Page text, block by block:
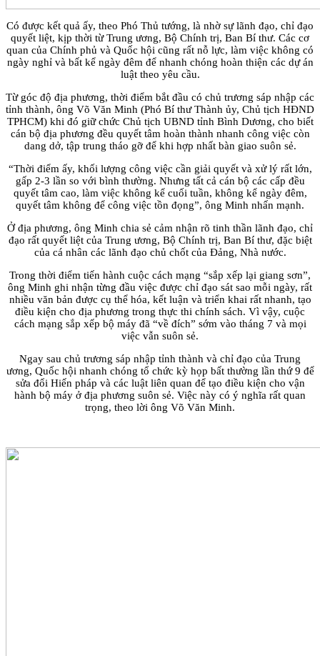
Có được kết quả ấy, theo Phó Thủ tướng, là nhờ sự lãnh đạo, chỉ đạo
quyết liệt, kịp thời từ Trung ương, Bộ Chính trị, Ban Bí thư. Các cơ
quan của Chính phủ và Quốc hội cũng rất nỗ lực, làm việc không có
ngày nghỉ và bất kể ngày đêm để nhanh chóng hoàn thiện các dự án
luật theo yêu cầu.
Từ góc độ địa phương, thời điểm bắt đầu có chủ trương sáp nhập các
tỉnh thành, ông Võ Văn Minh (Phó Bí thư Thành ủy, Chủ tịch HĐND
TPHCM) khi đó giữ chức Chủ tịch UBND tỉnh Bình Dương, cho biết
cán bộ địa phương đều quyết tâm hoàn thành nhanh công việc còn
dang dở, tập trung tháo gỡ để khi hợp nhất bàn giao suôn sẻ.
“Thời điểm ấy, khối lượng công việc cần giải quyết và xử lý rất lớn,
gấp 2-3 lần so với bình thường. Nhưng tất cả cán bộ các cấp đều
quyết tâm cao, làm việc không kể cuối tuần, không kể ngày đêm,
quyết tâm không để công việc tồn đọng”, ông Minh nhấn mạnh.
Ở địa phương, ông Minh chia sẻ cảm nhận rõ tinh thần lãnh đạo, chỉ
đạo rất quyết liệt của Trung ương, Bộ Chính trị, Ban Bí thư, đặc biệt
của cá nhân các lãnh đạo chủ chốt của Đảng, Nhà nước.
Trong thời điểm tiến hành cuộc cách mạng “sắp xếp lại giang sơn”,
ông Minh ghi nhận từng đầu việc được chỉ đạo sát sao mỗi ngày, rất
nhiều văn bản được cụ thể hóa, kết luận và triển khai rất nhanh, tạo
điều kiện cho địa phương trong thực thi chính sách. Vì vậy, cuộc
cách mạng sắp xếp bộ máy đã “về đích” sớm vào tháng 7 và mọi
việc vẫn suôn sẻ.
Ngay sau chủ trương sáp nhập tỉnh thành và chỉ đạo của Trung
ương, Quốc hội nhanh chóng tổ chức kỳ họp bất thường lần thứ 9 để
sửa đổi Hiến pháp và các luật liên quan để tạo điều kiện cho vận
hành bộ máy ở địa phương suôn sẻ. Việc này có ý nghĩa rất quan
trọng, theo lời ông Võ Văn Minh.